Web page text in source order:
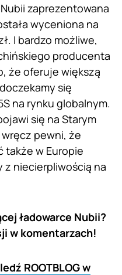
zaprezentowana
wyceniona na
I bardzo możliwe,
producenta
że oferuje większą
się
na rynku globalnym.
się na Starym
pewni, że
także w Europie
z niecierpliwością na
ładowarce Nubii?
w komentarzach!
ROOTBLOG w